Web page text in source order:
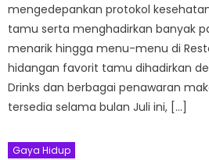
mengedepankan protokol
tamu serta menghadirkan banyak
menarik hingga menu-menu di
hidangan favorit tamu dihadirkan
Drinks dan berbagai penawaran
tersedia selama bulan Juli ini, […]
Gaya Hidup